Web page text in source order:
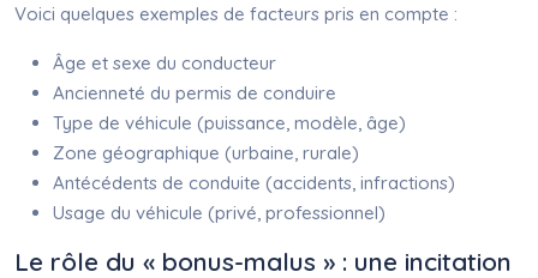
Voici quelques exemples de facteurs pris en compte :
Âge et sexe du conducteur
Ancienneté du permis de conduire
Type de véhicule (puissance, modèle, âge)
Zone géographique (urbaine, rurale)
Antécédents de conduite (accidents, infractions)
Usage du véhicule (privé, professionnel)
Le rôle du « bonus-malus » : une incitation